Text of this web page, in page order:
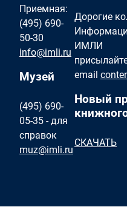
Приемная:
(495) 690-
50-30
info@imli.ru
Музей
(495) 690-
05-35 - для
справок
muz@imli.ru
Дорогие
ИМЛИ
email
Новый
СКАЧАТЬ